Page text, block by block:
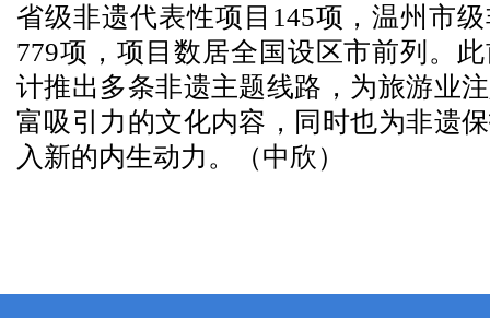
省级非遗代表性项目145项，温州市
779项，项目数居全国设区市前列。
计推出多条非遗主题线路，为旅游业
富吸引力的文化内容，同时也为非遗
入新的内生动力。（中欣）